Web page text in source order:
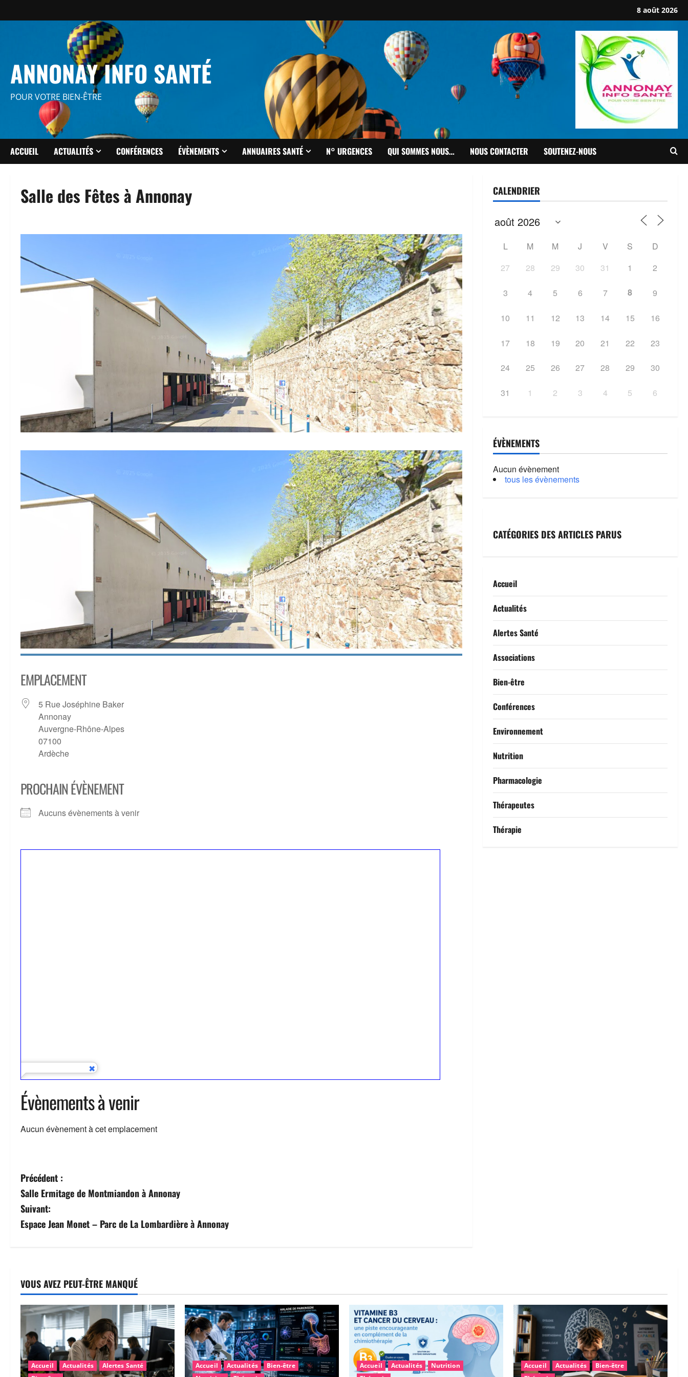
au
8 août 2026
ANNONAY INFO SANTÉ
POUR VOTRE BIEN-ÊTRE
ACCUEIL ACTUALITÉS CONFÉRENCES ÉVÈNEMENTS ANNUAIRES SANTÉ N° URGENCES QUI SOMMES NOUS… NOUS CONTACTER SOUTENEZ-NOUS
Salle des Fêtes à Annonay
EMPLACEMENT
5 Rue Joséphine Baker
Annonay
Auvergne-Rhône-Alpes
07100
Ardèche
PROCHAIN ÉVÈNEMENT
Aucuns évènements à venir
Évènements à venir
Aucun évènement à cet emplacement
N
a
v
a
t
i
o
Précédent :
Salle Ermitage de Montmiandon à Annonay
Suivant:
Espace Jean Monet – Parc de La Lombardière à Annonay
CALENDRIER
L M M J V S
D
27
28 29 30 31 1 2
3 4 5 6 7 8 9
10 11 12 13 14 15 16
17 18 19 20 21 22 23
24 25 26 27 28 29 30
31 1 2 3 4 5 6
ÉVÈNEMENTS
Aucun évènement
tous les évènements
CATÉGORIES DES ARTICLES PARUS
Accueil
Actualités
Alertes Santé
Associations
Bien-être
Conférences
Environnement
Nutrition
Pharmacologie
Thérapeutes
Thérapie
VOUS AVEZ PEUT-ÊTRE MANQUÉ
Accueil Actualités
Alertes Santé
Accueil Actualités
Bien-être
Accueil Actualités
Nutrition
Accueil Actualités
Bien-être